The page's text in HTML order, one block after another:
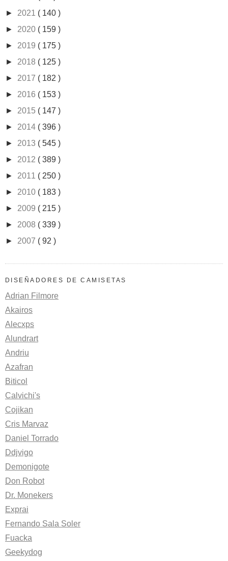
► 2021 ( 140 )
► 2020 ( 159 )
► 2019 ( 175 )
► 2018 ( 125 )
► 2017 ( 182 )
► 2016 ( 153 )
► 2015 ( 147 )
► 2014 ( 396 )
► 2013 ( 545 )
► 2012 ( 389 )
► 2011 ( 250 )
► 2010 ( 183 )
► 2009 ( 215 )
► 2008 ( 339 )
► 2007 ( 92 )
DISEÑADORES DE CAMISETAS
Adrian Filmore
Akairos
Alecxps
Alundrart
Andriu
Azafran
Biticol
Calvichi's
Cojikan
Cris Marvaz
Daniel Torrado
Ddjvigo
Demonigote
Don Robot
Dr. Monekers
Exprai
Fernando Sala Soler
Fuacka
Geekydog